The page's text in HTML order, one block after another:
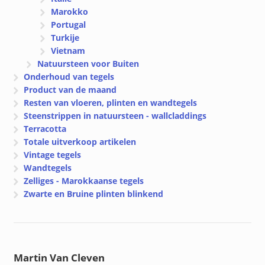
Marokko
Portugal
Turkije
Vietnam
Natuursteen voor Buiten
Onderhoud van tegels
Product van de maand
Resten van vloeren, plinten en wandtegels
Steenstrippen in natuursteen - wallcladdings
Terracotta
Totale uitverkoop artikelen
Vintage tegels
Wandtegels
Zelliges - Marokkaanse tegels
Zwarte en Bruine plinten blinkend
Martin Van Cleven